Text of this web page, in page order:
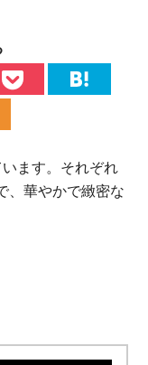
ます。それぞれ
、華やかで緻密な